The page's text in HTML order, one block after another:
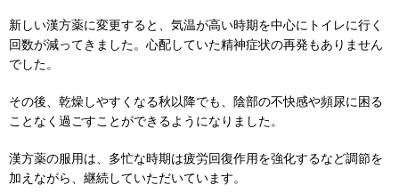
新しい漢方薬に変更すると、気温が高い時期を中心にトイレに行く
回数が減ってきました。心配していた精神症状の再発もありません
でした。
その後、乾燥しやすくなる秋以降でも、陰部の不快感や頻尿に困る
ことなく過ごすことができるようになりました。
漢方薬の服用は、多忙な時期は疲労回復作用を強化するなど調節を
加えながら、継続していただいています。